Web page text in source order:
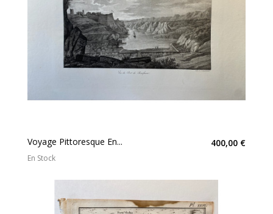
Voyage Pittoresque En... 400,00 €
En Stock